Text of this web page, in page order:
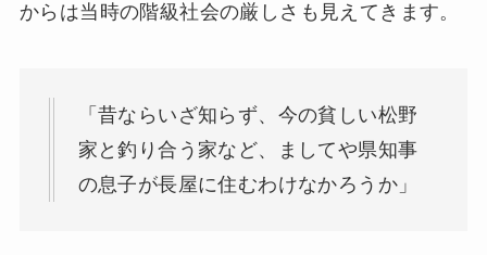
からは当時の階級社会の厳しさも見えてきます。
「昔ならいざ知らず、今の貧しい松野
家と釣り合う家など、ましてや県知事
の息子が長屋に住むわけなかろうか」